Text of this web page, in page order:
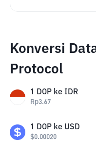
Konversi
Protocol
1 DOP ke IDR
Rp3.67
1 DOP ke USD
$0.00020